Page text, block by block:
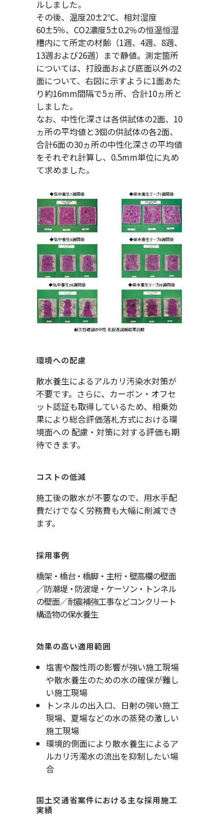
ルしました。
その後、温度20±2℃、相対湿度
60±5％、CO2濃度5±0.2％の恒温恒湿
槽内にて所定の材齢（1週、4週、8週、
13週および26週）まで静値。測定箇所
については、打設面および底面以外の2
面について、右図に示すように1面あた
り約16mm間隔で5ヵ所、合計10ヵ所と
しました。
なお、中性化深さは各供試体の2面、10
ヵ所の平均値と3個の供試体の各2面、
合計6面の30ヵ所の中性化深さの平均値
をそれぞれ計算し、0.5mm単位に丸め
て求めました。
環境への配慮
散水養生によるアルカリ汚染水対策が
不要です。さらに、カーボン・オフセ
ット認証も取得しているため、相乗効
果により総合評価落札方式における環
境面への 配慮・対策に対する評価も期
待できます。
コストの低減
施工後の散水が不要なので、用水手配
費だけでなく労務費も大幅に削減でき
ます。
採用事例
橋架・橋台・橋脚・主桁・壁高欄の壁面
／防潮堤・防波堤・ケーソン・トンネル
の壁面／耐震補強工事などコンクリート
構造物の保水養生
効果の高い適用範囲
塩害や酸性雨の影響が強い施工現場
や散水養生のための水の確保が難し
い施工現場
トンネルの出入口、日射の強い施工
現場、夏場などの水の蒸発の激しい
施工現場
環境的側面により散水養生によるア
ルカリ汚濁水の流出を抑制したい場
合
国土交通省案件における主な採用施工
実績